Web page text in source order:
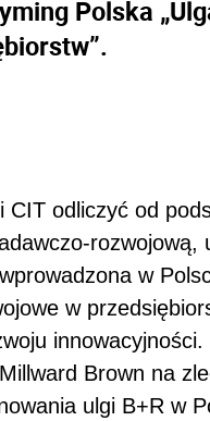
Polska
CIT odliczyć od
rozwojową,
w
w
Brown na
ulgi B+R w